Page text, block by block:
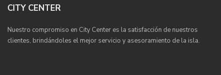
CITY CENTER
Nuestro compromiso en City Center es la satisfacción de nuestros
clientes, brindándoles el mejor servicio y asesoramiento de la isla.